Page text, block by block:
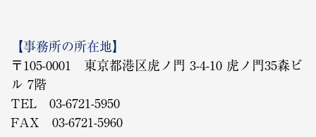
【事務所の所在地】
〒105-0001 東京都港区虎ノ門 3-4-10 虎ノ門35森ビ
ル 7階
TEL 03-6721-5950
FAX 03-6721-5960